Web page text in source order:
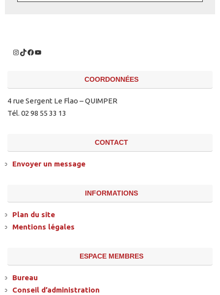
COORDONNÉES
4 rue Sergent Le Flao – QUIMPER
Tél. 02 98 55 33 13
CONTACT
Envoyer un message
INFORMATIONS
Plan du site
Mentions légales
ESPACE MEMBRES
Bureau
Conseil d’administration